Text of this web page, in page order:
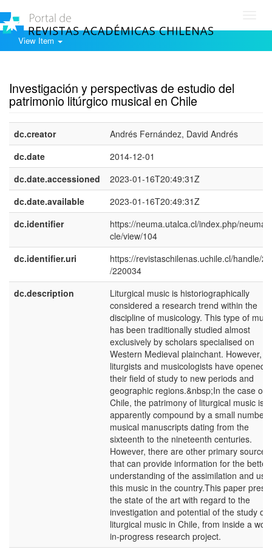
View Item
Investigación y perspectivas de estudio del
patrimonio litúrgico musical en Chile
dc.creator
Andrés Fernández, David Andrés
dc.date
2014-12-01
dc.date.accessioned
2023-01-16T20:49:31Z
dc.date.available
2023-01-16T20:49:31Z
dc.identifier
https://neuma.utalca.cl/index.php/neuma/
cle/view/104
dc.identifier.uri
https://revistaschilenas.uchile.cl/handle/
/220034
dc.description
Liturgical music is historiographically
considered a research trend within the
discipline of musicology. This type of
has been traditionally studied almost
exclusively by scholars specialised on
Western Medieval plainchant. However,
liturgists and musicologists have opened
their field of study to new periods and
geographic regions.&nbsp;In the case of
Chile, the patrimony of liturgical music is
apparently compound by a small number
musical manuscripts dating from the
sixteenth to the nineteenth centuries.
However, there are other primary sources
that can provide information for the better
understanding of the assimilation and
this music in the country.This paper
the state of the art with regard to the
investigation and potential of the study of
liturgical music in Chile, from inside a
in-progress research project.